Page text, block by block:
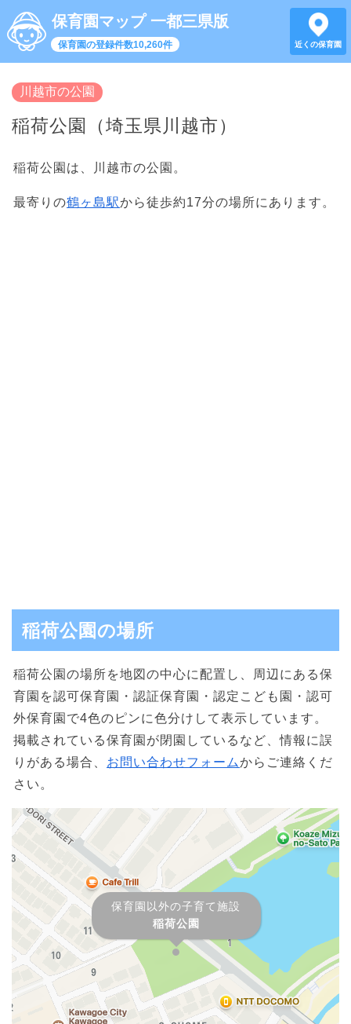
保育園マップ 一都三県版
保育園の登録件数10,260件 近くの保育園
川越市の公園
稲荷公園（埼玉県川越市）
稲荷公園は、川越市の公園。
最寄りの鶴ヶ島駅から徒歩約17分の場所にあります。
稲荷公園の場所
稲荷公園の場所を地図の中心に配置し、周辺にある保
育園を認可保育園・認証保育園・認定こども園・認可
外保育園で4色のピンに色分けして表示しています。
掲載されている保育園が閉園しているなど、情報に誤
りがある場合、 お問い合わせフォームからご連絡くだ
さい。
保育園以外の子育て施設
稲荷公園